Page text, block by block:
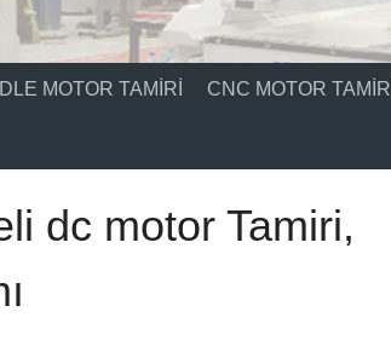
MOTOR TAMIRI CNC MOTOR TAMIRI
dc motor Tamiri,